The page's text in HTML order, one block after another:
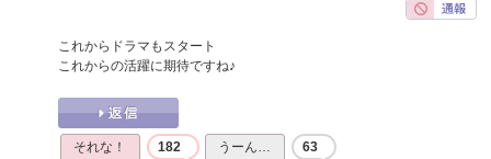
これからドラマもスタート
これからの活躍に期待ですね♪
それな！ 182 うーん… 63